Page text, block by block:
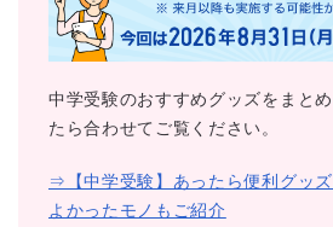
中学受験のおすすめグッズをまと
たら合わせてご覧ください。
⇒【中学受験】あったら便利グッ
よかったモノもご紹介